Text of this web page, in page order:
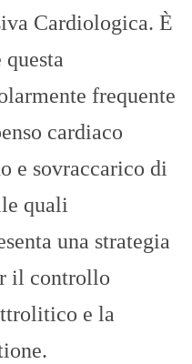
Cardiologica. È
frequente
cardiaco
e sovraccarico di
quali
una strategia
il controllo
e la